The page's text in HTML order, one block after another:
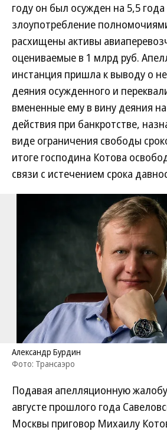
году он был осужден на 5,5 года
злоупотребление
расхищены активы
оцениваемые в 1 млрд руб.
инстанция пришла к выводу о
деяния осужденного и
вмененные ему в вину деяния
действия при банкротстве,
виде ограничения свободы
итоге господина Котова
связи с истечением срока
Александр Бурдин
Фото: Трансаэро
Подавая апелляционную
августе прошлого года
Москвы приговор Михаилу